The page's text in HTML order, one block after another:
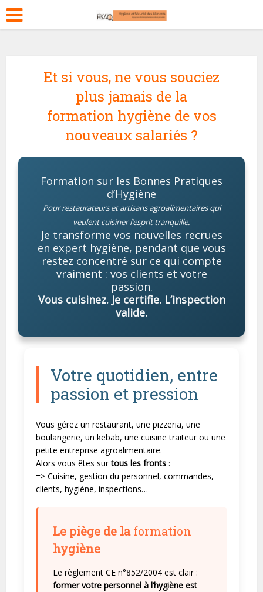
Et si vous, ne vous souciez
plus jamais de la
formation hygiène de vos
nouveaux salariés ?
Formation sur les Bonnes Pratiques
d’Hygiène
Pour restaurateurs et artisans agroalimentaires qui
veulent cuisiner l’esprit tranquille.
Je transforme vos nouvelles recrues
en expert hygiène, pendant que vous
restez concentré sur ce qui compte
vraiment : vos clients et votre
passion.
Vous cuisinez. Je certifie. L’inspection
valide.
Votre quotidien, entre
passion et pression
Vous gérez un restaurant, une pizzeria, une
boulangerie, un kebab, une cuisine traiteur ou une
petite entreprise agroalimentaire.
Alors vous êtes surtous les fronts:
=> Cuisine, gestion du personnel, commandes,
clients, hygiène, inspections…
Le piège de laformation
hygiène
Le règlement CE n°852/2004 est clair :
former votre personnel à l’hygiène est